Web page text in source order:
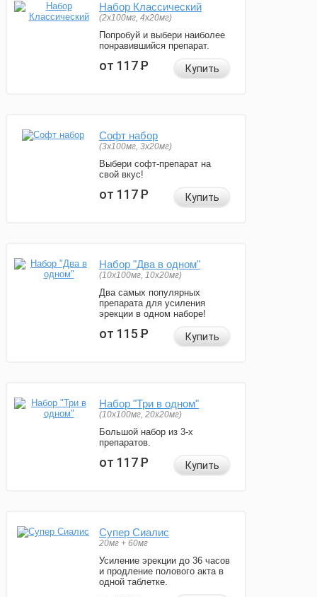
Набор Классический
(2x100мг, 4x20мг)
Попробуй и выбери наиболее
понравившийся препарат.
от 117Р Купить
Софт набор
(3x100мг, 3x20мг)
Выбери софт-препарат на
свой вкус!
от 117Р Купить
Набор "Два в одном"
(10x100мг, 10x20мг)
Два самых популярных
препарата для усиления
эрекции в одном наборе!
от 115Р Купить
Набор "Три в одном"
(10x100мг, 20x20мг)
Большой набор из 3-х
препаратов.
от 117Р Купить
Супер Сиалис
20мг + 60мг
Усиление эрекции до 36 часов
и продление полового акта в
одной таблетке.